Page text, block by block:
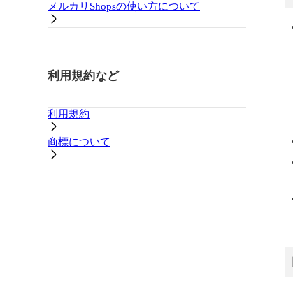
メルカリShopsの使い方について
利用規約など
利用規約
商標について